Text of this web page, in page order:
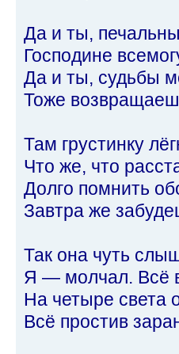
Да и ты,
Господине
Да и ты, судьбы
Тоже
Там грустинку
Что же, что
Долго помнить
Завтра же
Так она чуть
Я — молчал. Всё
На четыре света
Всё простив